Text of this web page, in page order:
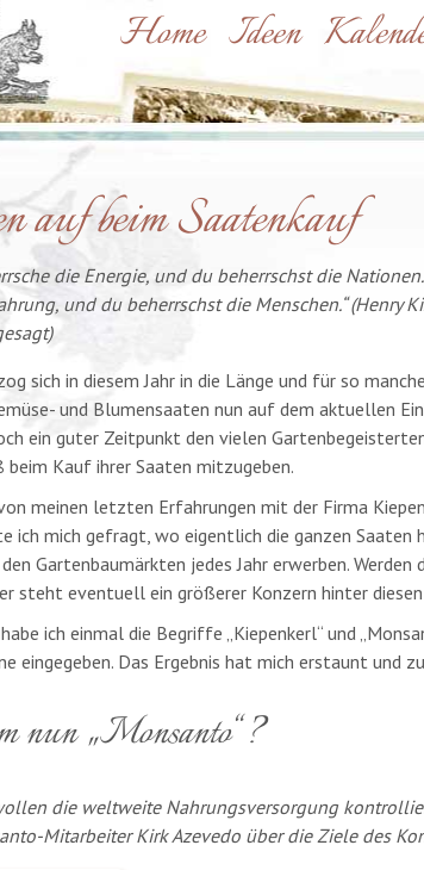
Home Ideen
auf beim Saatenkauf
die Energie, und du beherrschst die
und du beherrschst die Menschen.“ (Henry
sich in diesem Jahr in die Länge und für so
und Blumensaaten nun auf dem aktuellen
ein guter Zeitpunkt den vielen
beim Kauf ihrer Saaten mitzugeben.
meinen letzten Erfahrungen mit der Firma
ich mich gefragt, wo eigentlich die ganzen Saaten
Gartenbaumärkten jedes Jahr erwerben. Werden
steht eventuell ein größerer Konzern hinter
ich einmal die Begriffe „Kiepenkerl“ und
eingegeben. Das Ergebnis hat mich erstaunt und
nun „Monsanto“?
die weltweite Nahrungsversorgung
Mitarbeiter Kirk Azevedo über die Ziele des